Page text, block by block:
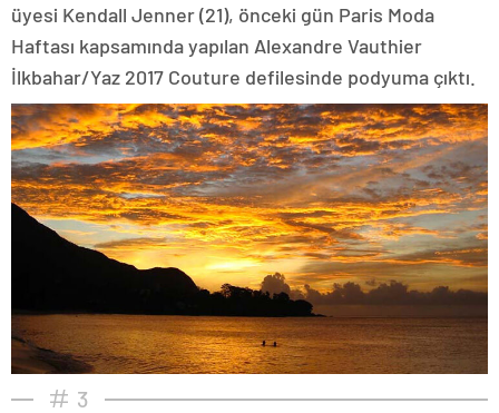
üyesi Kendall Jenner (21), önceki gün Paris Moda
Haftası kapsamında yapılan Alexandre Vauthier
İlkbahar/Yaz 2017 Couture defilesinde podyuma çıktı.
3